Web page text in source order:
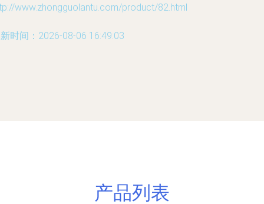
www.zhongguolantu.com/product/82.html
时间：2026-08-06 16:49:03
产品列表